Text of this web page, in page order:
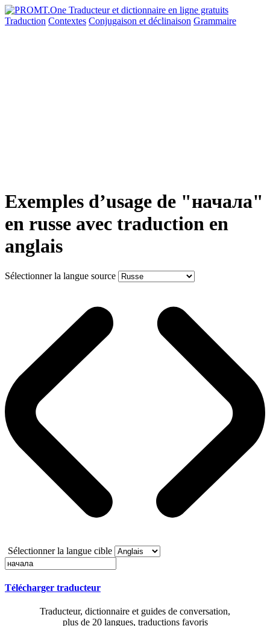
Traduction Contextes Conjugaison et déclinaison Grammaire
Exemples d’usage de "начала"
en russe avec traduction en
anglais
Sélectionner la langue source
Sélectionner la langue cible
Télécharger traducteur
Traducteur, dictionnaire et guides de conversation,
plus de 20 langues, traductions favoris